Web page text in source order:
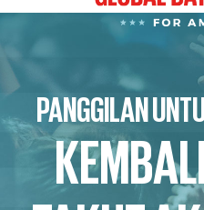
PANGGILAN